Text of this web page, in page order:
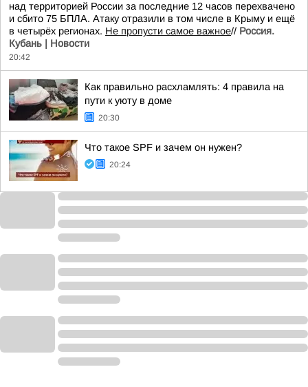
над территорией России за последние 12 часов перехвачено
и сбито 75 БПЛА. Атаку отразили в том числе в Крыму и ещё
в четырёх регионах. Не пропусти самое важное// Россия.
Кубань | Новости
20:42
Как правильно расхламлять: 4 правила на
пути к уюту в доме
20:30
Что такое SPF и зачем он нужен?
20:24